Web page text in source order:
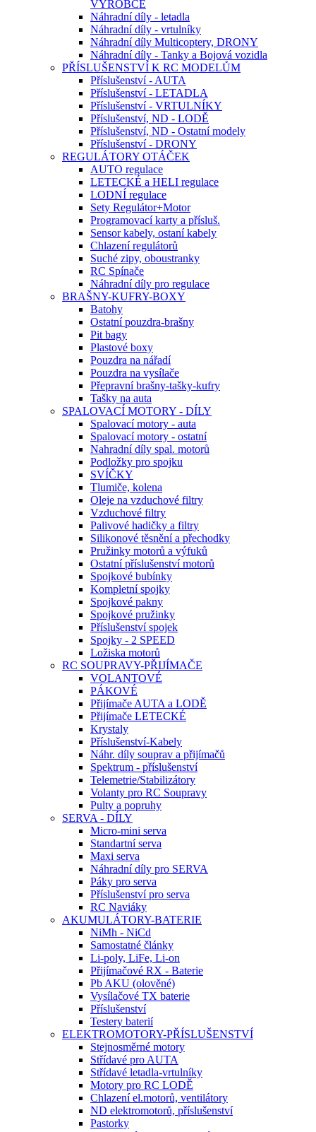
VÝROBCE
Náhradní díly - letadla
Náhradní díly - vrtulníky
Náhradní díly Multicoptery, DRONY
Náhradní díly - Tanky a Bojová vozidla
PŘÍSLUŠENSTVÍ K RC MODELŮM
Příslušenství - AUTA
Příslušenství - LETADLA
Příslušenství - VRTULNÍKY
Příslušenství, ND - LODĚ
Příslušenství, ND - Ostatní modely
Příslušenství - DRONY
REGULÁTORY OTÁČEK
AUTO regulace
LETECKÉ a HELI regulace
LODNÍ regulace
Sety Regulátor+Motor
Programovací karty a přísluš.
Sensor kabely, ostaní kabely
Chlazení regulátorů
Suché zipy, oboustranky
RC Spínače
Náhradní díly pro regulace
BRAŠNY-KUFRY-BOXY
Batohy
Ostatní pouzdra-brašny
Pit bagy
Plastové boxy
Pouzdra na nářadí
Pouzdra na vysílače
Přepravní brašny-tašky-kufry
Tašky na auta
SPALOVACÍ MOTORY - DÍLY
Spalovací motory - auta
Spalovací motory - ostatní
Nahradní díly spal. motorů
Podložky pro spojku
SVÍČKY
Tlumiče, kolena
Oleje na vzduchové filtry
Vzduchové filtry
Palivové hadičky a filtry
Silikonové těsnění a přechodky
Pružinky motorů a výfuků
Ostatní příslušenství motorů
Spojkové bubínky
Kompletní spojky
Spojkové pakny
Spojkové pružinky
Příslušenství spojek
Spojky - 2 SPEED
Ložiska motorů
RC SOUPRAVY-PŘIJÍMAČE
VOLANTOVÉ
PÁKOVÉ
Přijímače AUTA a LODĚ
Přijímače LETECKÉ
Krystaly
Příslušenství-Kabely
Náhr. díly souprav a přijímačů
Spektrum - příslušenství
Telemetrie/Stabilizátory
Volanty pro RC Soupravy
Pulty a popruhy
SERVA - DÍLY
Micro-mini serva
Standartní serva
Maxi serva
Náhradní díly pro SERVA
Páky pro serva
Příslušenství pro serva
RC Naviáky
AKUMULÁTORY-BATERIE
NiMh - NiCd
Samostatné články
Li-poly, LiFe, Li-on
Přijímačové RX - Baterie
Pb AKU (olověné)
Vysílačové TX baterie
Příslušenství
Testery baterií
ELEKTROMOTORY-PŘÍSLUŠENSTVÍ
Stejnosměrné motory
Střídavé pro AUTA
Střídavé letadla-vrtulníky
Motory pro RC LODĚ
Chlazení el.motorů, ventilátory
ND elektromotorů, příslušenství
Pastorky